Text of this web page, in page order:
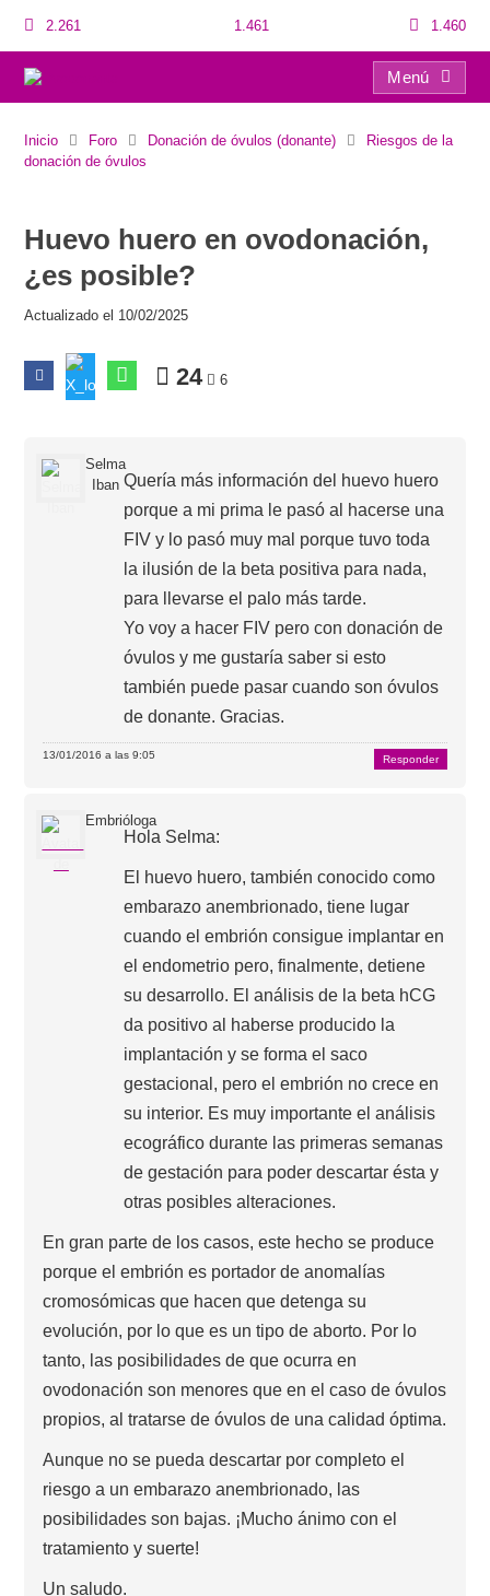
2.261 1.461 1.460
Menú
Inicio Foro Donación de óvulos (donante)
Riesgos de la
donación de óvulos
Huevo huero en ovodonación,
¿es posible?
Actualizado el 10/02/2025
24 6
Selma
Iban Quería más información del huevo huero
porque a mi prima le pasó al hacerse una
FIV y lo pasó muy mal porque tuvo toda
la ilusión de la beta positiva para nada,
para llevarse el palo más tarde.
Yo voy a hacer FIV pero con donación de
óvulos y me gustaría saber si esto
también puede pasar cuando son óvulos
de donante. Gracias.
13/01/2016 a las 9:05 Responder
Embrióloga
Hola Selma:
El huevo huero, también conocido como
embarazo anembrionado, tiene lugar
cuando el embrión consigue implantar en
el endometrio pero, finalmente, detiene
su desarrollo. El análisis de la beta hCG
da positivo al haberse producido la
implantación y se forma el saco
gestacional, pero el embrión no crece en
su interior. Es muy importante el análisis
ecográfico durante las primeras semanas
de gestación para poder descartar ésta y
otras posibles alteraciones.
En gran parte de los casos, este hecho se produce
porque el embrión es portador de anomalías
cromosómicas que hacen que detenga su
evolución, por lo que es un tipo de aborto. Por lo
tanto, las posibilidades de que ocurra en
ovodonación son menores que en el caso de óvulos
propios, al tratarse de óvulos de una calidad óptima.
Aunque no se pueda descartar por completo el
riesgo a un embarazo anembrionado, las
posibilidades son bajas. ¡Mucho ánimo con el
tratamiento y suerte!
Un saludo.